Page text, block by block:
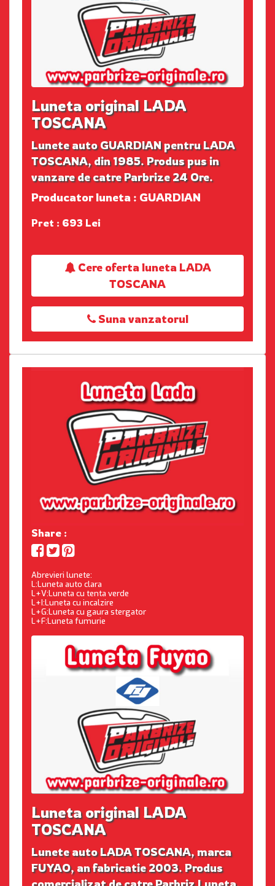
Luneta original LADA
TOSCANA
Lunete auto GUARDIAN pentru LADA
TOSCANA, din 1985. Produs pus in
vanzare de catre Parbrize 24 Ore.
Producator luneta : GUARDIAN
Pret : 693 Lei
Cere oferta luneta LADA
TOSCANA
Suna vanzatorul
Share :
Abrevieri lunete:
L:Luneta auto clara
L+V:Luneta cu tenta verde
L+I:Luneta cu incalzire
L+G:Luneta cu gaura stergator
L+F:Luneta fumurie
Luneta original LADA
TOSCANA
Lunete auto LADA TOSCANA, marca
FUYAO, an fabricatie 2003. Produs